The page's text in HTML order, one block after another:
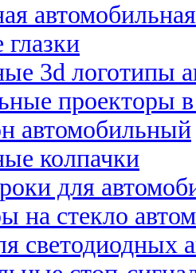
3d логотипы
проекторы
автомобильный
колпачки
для
на стекло
светодиодных